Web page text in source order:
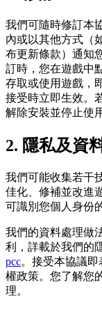
我們可隨時修訂本
內或以其他方式（
布更新條款）通知
訂時，您在遊戲中
存取或使用遊戲，
接受時立即生效。
解除安裝並停止使
2. 隱私及資
我們可能收集若干
佳化、修補並改進
可識別您個人身份
我們的資料處理做
利，詳載於我們的
pcc。接受本協議
權政策。您了解您
理。